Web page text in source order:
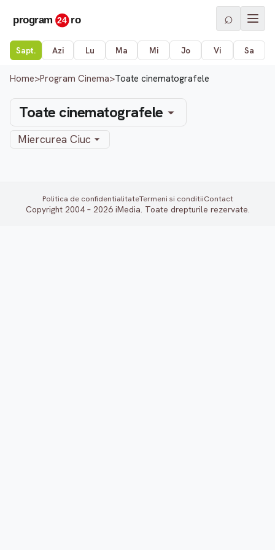
⌕
Sapt. Azi Lu Ma Mi Jo Vi Sa
Home>Program Cinema>Toate cinematografele
Toate cinematografele
Miercurea Ciuc
Politica de confidentialitateTermeni si conditiiContact
Copyright 2004 – 2026 iMedia. Toate drepturile rezervate.